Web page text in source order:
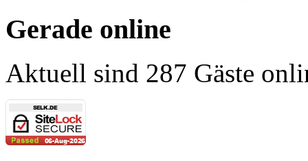
Gerade online
Aktuell sind 287 Gäste